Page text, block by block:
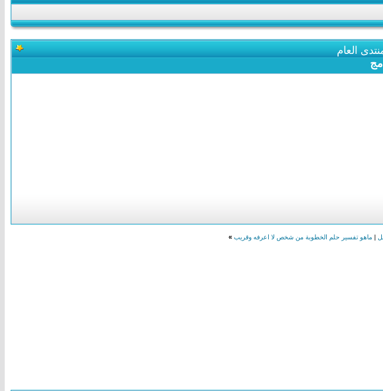
العام
| ماهو تفسير حلم الخطوبة من شخص لا اعرفه وقريب »